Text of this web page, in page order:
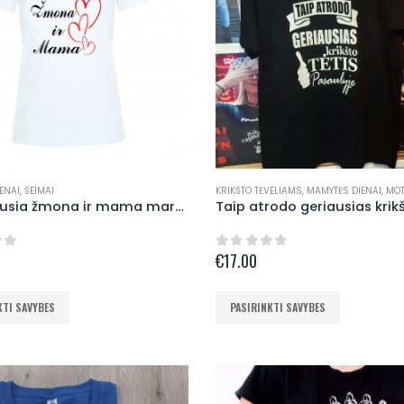
options
may
be
chosen
on
the
product
page
, ŠEIMAI
Mylimiausia žmona ir mama marškinėliai
5
SAVYBES
KRIKŠTO TĖVELIAMS, MAMYTĖS DIENAI,
0out of 5
€17.00
PASIRINKTI SAVYBES
This
multiple